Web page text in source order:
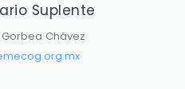
Suplente
Chávez